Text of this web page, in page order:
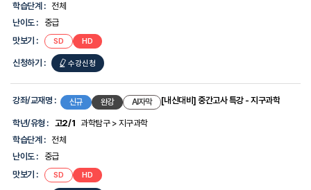
강
좌/
재
학
형,
습
계,
난
도,
학습단계 :
전체
난이도 :
중급
맛보기 :
SD HD
신청하기 : 수강신청
강좌/교재명 : 신규 완강 AI자막 [내신대비] 중간고사 특강 - 지구과학
학년/유형 : 고2/1 과학탐구 > 지구과학
학습단계 :
전체
난이도 :
중급
맛보기 :
SD HD